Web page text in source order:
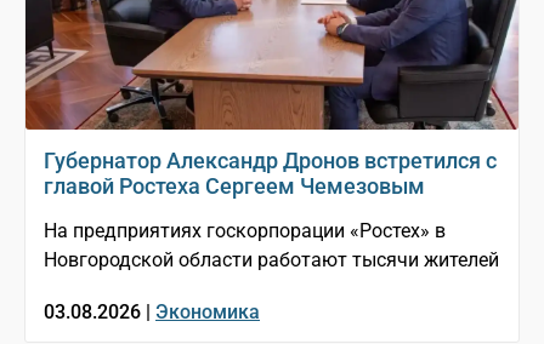
Губернатор Александр Дронов встретился с
главой Ростеха Сергеем Чемезовым
На предприятиях госкорпорации «Ростех» в
Новгородской области работают тысячи жителей
03.08.2026 | Экономика